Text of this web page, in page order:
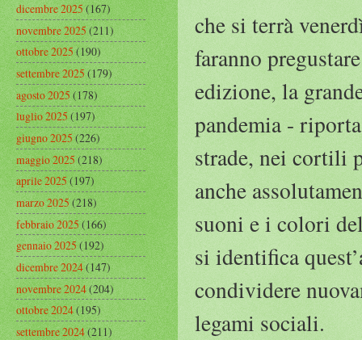
che si terrà
faranno
edizione, la
pandemia -
strade, nei cortili
anche
suoni e i colori
si identifica
condividere
legami sociali.
dicembre 2025(167)
novembre 2025(211)
ottobre 2025(190)
settembre 2025(179)
agosto 2025(178)
luglio 2025(197)
giugno 2025(226)
maggio 2025(218)
aprile 2025(197)
marzo 2025(218)
febbraio 2025(166)
gennaio 2025(192)
dicembre 2024(147)
novembre 2024(204)
ottobre 2024(195)
settembre 2024(211)